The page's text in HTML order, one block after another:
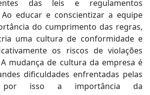
das leis e regulamentos
educar e conscientizar a equipe
do cumprimento das regras,
uma cultura de conformidade e
os riscos de violações
mudança de cultura da empresa é
dificuldades enfrentadas pelas
por isso a importância da